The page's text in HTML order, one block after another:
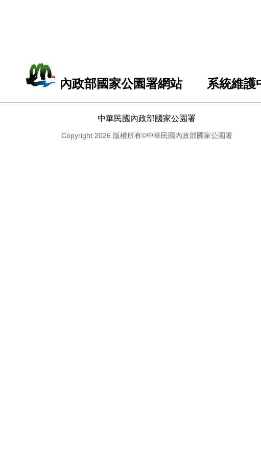
內政部國家公園署網站 系統維護
中華民國內政部國家公園署
Copyright 2026 版權所有©中華民國內政部國家公園署